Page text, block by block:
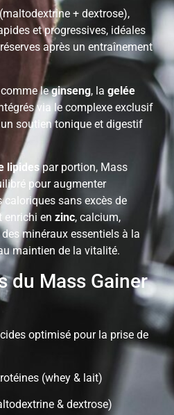
(maltodextrine + dextrose),
et progressives, idéales
après un entraînement
leginseng, lagelée
via le complexe exclusif
un soutien tonique et digestif
lipidespar portion, Mass
pour augmenter
sans excès de
enrichi enzinc, calcium,
minéraux essentiels à la
maintien de la vitalité.
du Mass Gainer
optimisé pour la prise de
(whey & lait)
& dextrose)